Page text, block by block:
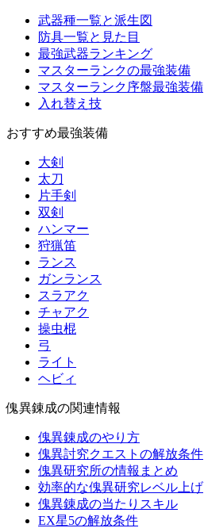
武器種一覧と派生図
防具一覧と見た目
最強武器ランキング
マスターランクの最強装備
マスターランク序盤最強装備
入れ替え技
おすすめ最強装備
大剣
太刀
片手剣
双剣
ハンマー
狩猟笛
ランス
ガンランス
スラアク
チャアク
操虫棍
弓
ライト
ヘビィ
傀異錬成の関連情報
傀異錬成のやり方
傀異討究クエストの解放条件
傀異研究所の情報まとめ
効率的な傀異研究レベル上げ
傀異錬成の当たりスキル
EX星5の解放条件